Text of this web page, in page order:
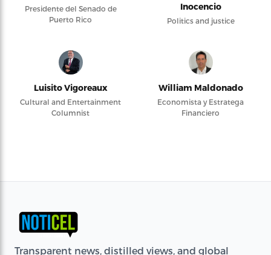
Presidente del Senado de
Puerto Rico
Inocencio
Politics and justice
Luisito Vigoreaux
Cultural and Entertainment
Columnist
William Maldonado
Economista y Estratega
Financiero
Transparent news, distilled views, and global